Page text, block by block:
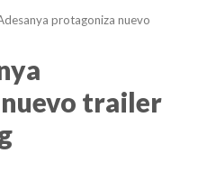
protagoniza nuevo
trailer